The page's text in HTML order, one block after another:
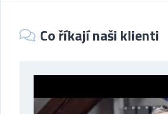
Co říkají naši klienti